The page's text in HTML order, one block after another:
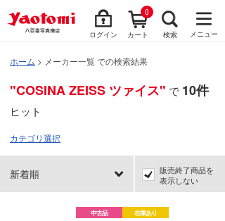
ログイン カート
0
検索 メニュー
ホーム > メーカー一覧 での検索結果
"COSINA ZEISS ツァイス" で 10件
ヒット
カテゴリ選択
新着順
販売終了商品を
表示しない
中古品 在庫あり